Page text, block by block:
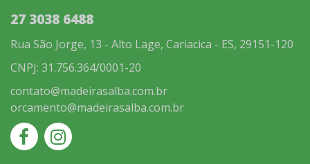
27 3038 6488
Rua São Jorge, 13 - Alto Lage, Cariacica - ES, 29151-120
CNPJ: 31.756.364/0001-20
contato@madeirasalba.com.br
orcamento@madeirasalba.com.br